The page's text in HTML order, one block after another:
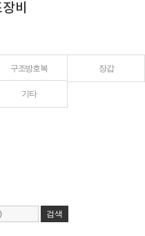
비
구조방호복 장갑
기타